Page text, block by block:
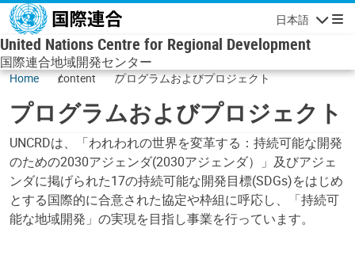
メインコンテンツに移動
日本語
ナビゲーシ
United Nations Centre for Regional Development
国際連合地域開発センター
Home content プログラムおよびプロジェクト
プログラムおよびプロジェクト
UNCRDは、「われわれの世界を変革する：持続可能な開発
のための2030アジェンダ(2030アジェンダ）」及びアジェ
ンダに掲げられた17の持続可能な開発目標(SDGs)をはじめ
とする国際的に合意された協定や枠組に呼応し、「持続可
能な地域開発」の実現を目指し事業を行っています。